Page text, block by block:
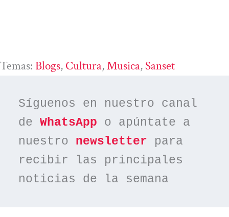
Temas: Blogs, Cultura, Musica, Sanset
Síguenos en nuestro canal
de WhatsApp o apúntate a
nuestro newsletter para
recibir las principales
noticias de la semana